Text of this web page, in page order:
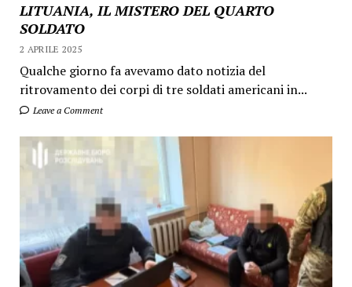
LITUANIA, IL MISTERO DEL QUARTO
SOLDATO
2 APRILE 2025
Qualche giorno fa avevamo dato notizia del
ritrovamento dei corpi di tre soldati americani in...
Leave a Comment